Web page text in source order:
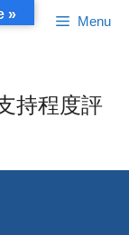
Menu
持程度評
»